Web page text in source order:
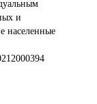
и
населенные